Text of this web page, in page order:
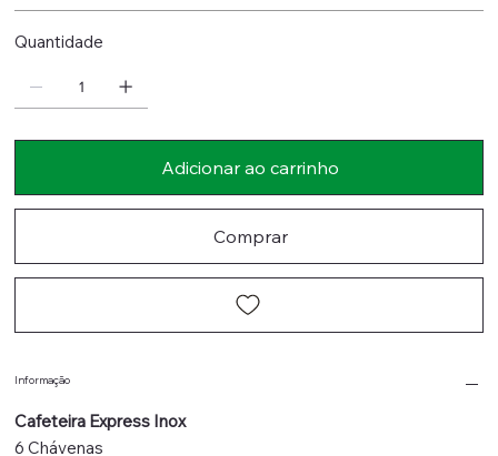
Quantidade
Adicionar ao carrinho
Comprar
Informação
Cafeteira Express Inox
6 Chávenas